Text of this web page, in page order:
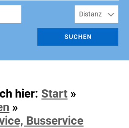
hier: Start »
»
Busservice